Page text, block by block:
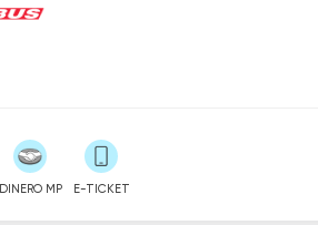
DINERO MP E-TICKET